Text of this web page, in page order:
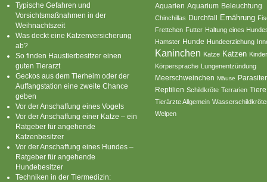
Typische Gefahren und
Vorsichtsmaßnahmen in der
Weihnachtszeit
Was deckt eine Katzenversicherung
ab?
So finden Haustierbesitzer einen
guten Tierarzt
Geckos aus dem Tierheim oder der
Auffangstation eine zweite Chance
geben
Vor der Anschaffung eines Vogels
Vor der Anschaffung einer Katze – ein
Ratgeber für angehende
Katzenbesitzer
Vor der Anschaffung eines Hundes –
Ratgeber für angehende
Hundebesitzer
Techniken in der Tiermedizin:
Aquarien Aquarium Beleuchtung
Chinchillas Durchfall Ernährung
Frettchen Futter Haltung eines
Hamster Hunde Hundeerziehung
Kaninchen Katze Katzen
Körpersprache Lungenentzündung
Meerschweinchen Mäuse
Reptilien Schildkröte Terrarien Tiere
Tierärzte Allgemein
Welpen